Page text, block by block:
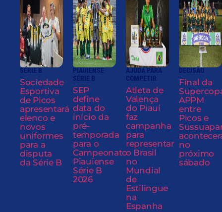
SÉRIE B
Sociedade
Esportiva
de Picos
apresentará
elenco e
novos
uniformes
para a
disputa
da Série B
PIAUIENSE
SÉRIE B
SEP
define
data do
início da
pré-
temporada
para o
Campeonato
Piauiense
Série B
2026
AJUDA PARA
COMPETIR
Atleta de
Valença
do Piauí
faz
campanha
para
representar
o Brasil
no
Mundial
de
Estilingue
na
Espanha
DECISÃO
Final da
APPM
entre
Picos e
no
próximo
sábado